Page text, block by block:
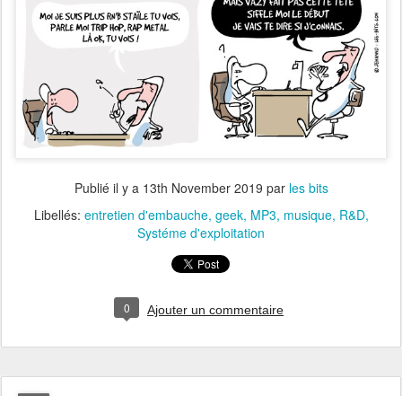
Publié il y a 13th November 2019 par les bits
Libellés: entretien d'embauche geek MP3 musique R&D
Systéme d'exploitation
0 Ajouter un commentaire